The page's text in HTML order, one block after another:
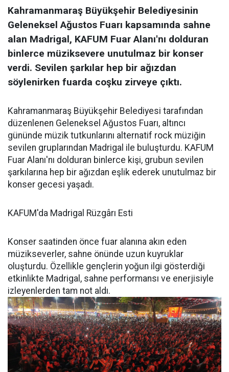
Kahramanmaraş Büyükşehir Belediyesinin
Geleneksel Ağustos Fuarı kapsamında sahne
alan Madrigal, KAFUM Fuar Alanı'nı dolduran
binlerce müziksevere unutulmaz bir konser
verdi. Sevilen şarkılar hep bir ağızdan
söylenirken fuarda coşku zirveye çıktı.
Kahramanmaraş Büyükşehir Belediyesi tarafından
düzenlenen Geleneksel Ağustos Fuarı, altıncı
gününde müzik tutkunlarını alternatif rock müziğin
sevilen gruplarından Madrigal ile buluşturdu. KAFUM
Fuar Alanı'nı dolduran binlerce kişi, grubun sevilen
şarkılarına hep bir ağızdan eşlik ederek unutulmaz bir
konser gecesi yaşadı.
KAFUM'da Madrigal Rüzgârı Esti
Konser saatinden önce fuar alanına akın eden
müzikseverler, sahne önünde uzun kuyruklar
oluşturdu. Özellikle gençlerin yoğun ilgi gösterdiği
etkinlikte Madrigal, sahne performansı ve enerjisiyle
izleyenlerden tam not aldı.